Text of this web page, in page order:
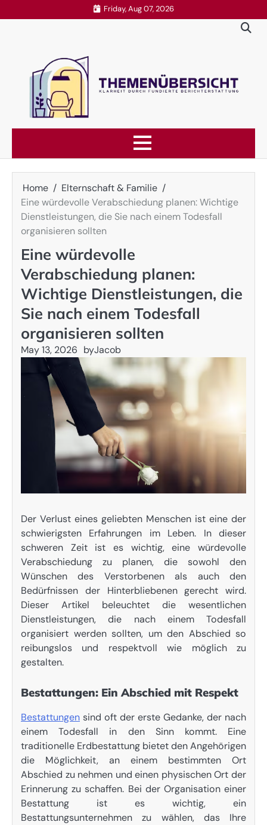
to
Friday, Aug 07, 2026
Home
Elternschaft & Familie
Eine würdevolle Verabschiedung planen: Wichtige
Dienstleistungen, die Sie nach einem Todesfall
organisieren sollten
Eine würdevolle
Verabschiedung planen:
Wichtige Dienstleistungen, die
Sie nach einem Todesfall
organisieren sollten
May 13, 2026 byJacob
Der Verlust eines geliebten Menschen ist eine der
schwierigsten Erfahrungen im Leben. In dieser
schweren Zeit ist es wichtig, eine würdevolle
Verabschiedung zu planen, die sowohl den
Wünschen des Verstorbenen als auch den
Bedürfnissen der Hinterbliebenen gerecht wird.
Dieser Artikel beleuchtet die wesentlichen
Dienstleistungen, die nach einem Todesfall
organisiert werden sollten, um den Abschied so
reibungslos und respektvoll wie möglich zu
gestalten.
Bestattungen: Ein Abschied mit Respekt
Bestattungen sind oft der erste Gedanke, der nach
einem Todesfall in den Sinn kommt. Eine
traditionelle Erdbestattung bietet den Angehörigen
die Möglichkeit, an einem bestimmten Ort
Abschied zu nehmen und einen physischen Ort der
Erinnerung zu schaffen. Bei der Organisation einer
Bestattung ist es wichtig, ein
Bestattungsunternehmen zu wählen, das Ihre